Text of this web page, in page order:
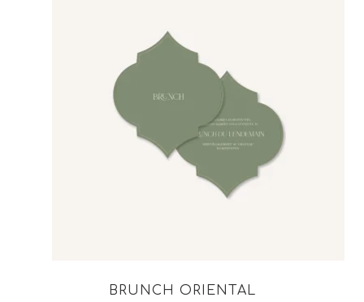
BRUNCH ORIENTAL